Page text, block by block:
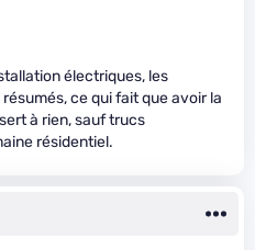
électriques, les
ce qui fait que avoir la
à rien, sauf trucs
résidentiel.